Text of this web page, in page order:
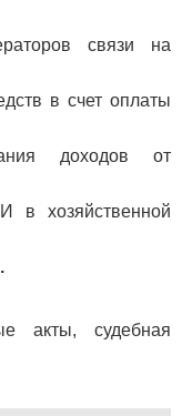
связи на
в счет оплаты
доходов от
в хозяйственной
акты, судебная